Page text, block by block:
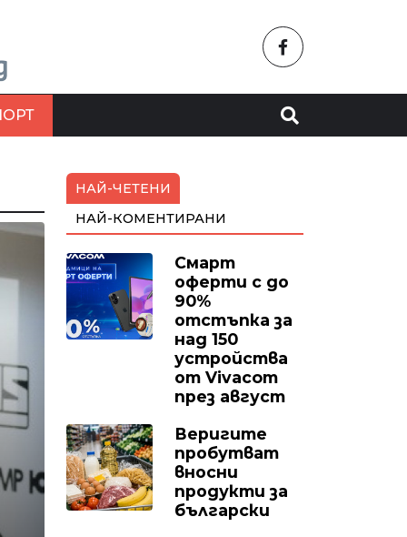
НАЙ-ЧЕТЕНИ
НАЙ-КОМЕНТИРАНИ
Смарт
оферти с до
90%
отстъпка за
над 150
устройства
от Vivacom
през август
Веригите
пробутват
вносни
продукти за
български